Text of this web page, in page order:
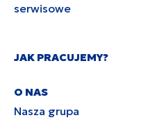
serwisowe
JAK PRACUJEMY?
O NAS
Nasza grupa